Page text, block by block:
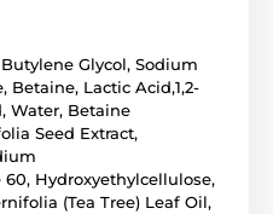
Glycol, Sodium
Lactic Acid,1,2-
Water, Betaine
Seed Extract,
Hydroxyethylcellulose,
(Tea Tree) Leaf Oil,